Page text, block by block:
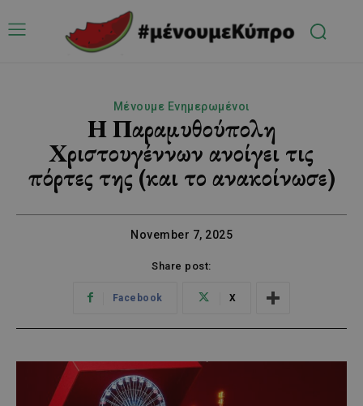
Μένουμε Ενημερωμένοι
Η Παραμυθούπολη
Χριστουγέννων ανοίγει τις
πόρτες της (και το ανακοίνωσε)
November 7, 2025
Share post:
Facebook X